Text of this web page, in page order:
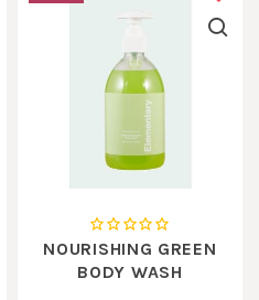
NOURISHING GREEN
BODY WASH